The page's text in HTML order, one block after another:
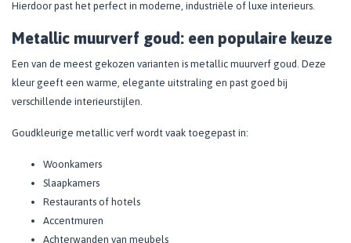
Hierdoor past het perfect in moderne, industriële of luxe interieurs.
Metallic muurverf goud: een populaire keuze
Een van de meest gekozen varianten is metallic muurverf goud. Deze
kleur geeft een warme, elegante uitstraling en past goed bij
verschillende interieurstijlen.
Goudkleurige metallic verf wordt vaak toegepast in:
Woonkamers
Slaapkamers
Restaurants of hotels
Accentmuren
Achterwanden van meubels